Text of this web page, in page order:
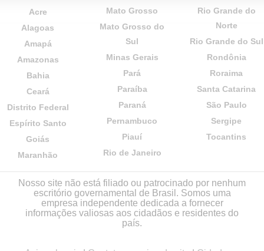
Acre
Alagoas
Amapá
Amazonas
Bahia
Ceará
Distrito Federal
Espírito Santo
Goiás
Maranhão
Mato Grosso
Mato Grosso do
Sul
Minas Gerais
Pará
Paraíba
Paraná
Pernambuco
Piauí
Rio de Janeiro
Rio Grande do
Norte
Rio Grande do Sul
Rondônia
Roraima
Santa Catarina
São Paulo
Sergipe
Tocantins
Nosso site não está filiado ou patrocinado por nenhum
escritório governamental de Brasil. Somos uma
empresa independente dedicada a fornecer
informações valiosas aos cidadãos e residentes do
país.